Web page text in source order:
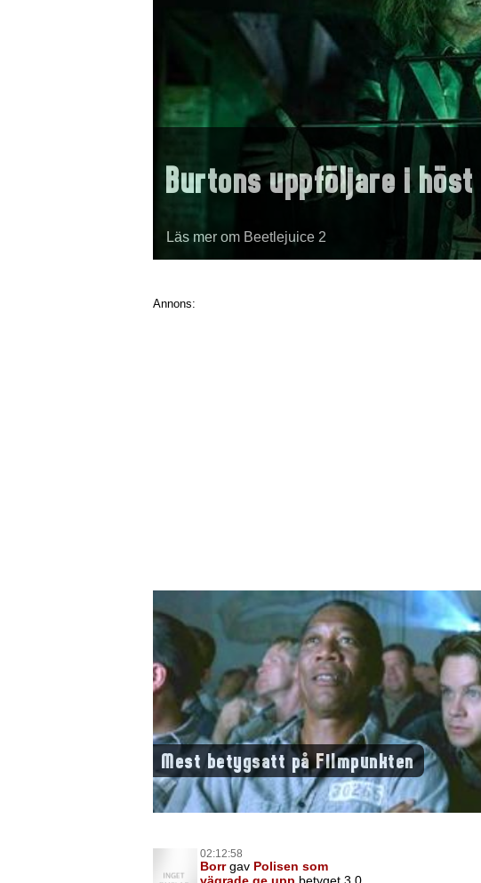
Burtons uppföljare i höst
Läs mer om Beetlejuice 2
Annons:
Mest betygsatt på Filmpunkten
02:12:58
Borrgav Polisen som
vägrade ge upp betyget 3,0